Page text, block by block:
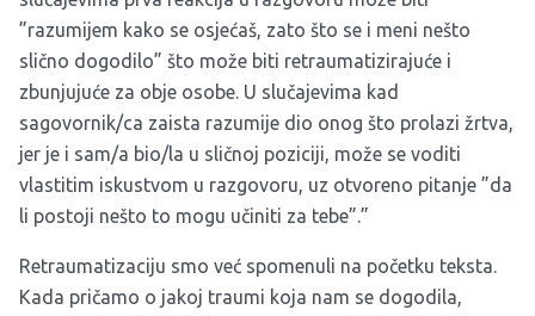
”razumijem kako se osjećaš, zato što se i meni nešto
slično dogodilo” što može biti retraumatizirajuće i
zbunjujuće za obje osobe. U slučajevima kad
sagovornik/ca zaista razumije dio onog što prolazi žrtva,
jer je i sam/a bio/la u sličnoj poziciji, može se voditi
vlastitim iskustvom u razgovoru, uz otvoreno pitanje ”da
li postoji nešto to mogu učiniti za tebe”.”
Retraumatizaciju smo već spomenuli na početku teksta.
Kada pričamo o jakoj traumi koja nam se dogodila,